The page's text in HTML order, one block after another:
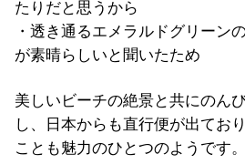
たりだと思うから
・透き通るエメラルドグリーン
が素晴らしいと聞いたため
美しいビーチの絶景と共にのん
し、日本からも直行便が出てお
ことも魅力のひとつのようです。